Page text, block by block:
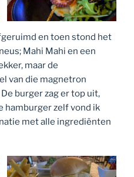
en toen stond het
Mahi Mahi en een
maar de
van die magnetron
burger zag er top uit,
hamburger zelf vond ik
met alle ingrediënten